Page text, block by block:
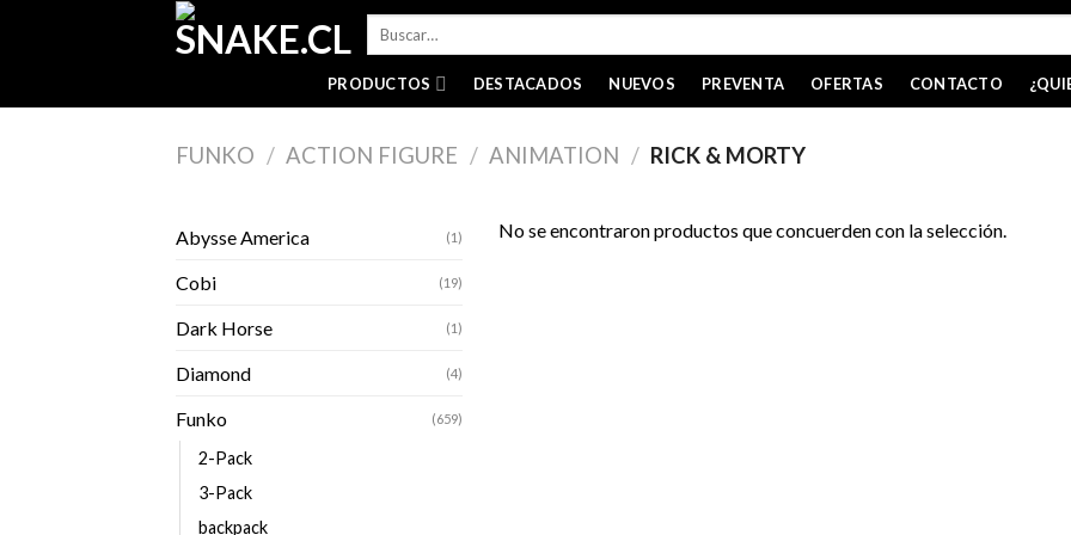
Buscar
PRODUCTOS DESTACADOS NUEVOS PREVENTA OFERTAS CONTACTO
FUNKO / ACTION FIGURE / ANIMATION / RICK & MORTY
Abysse America (1)
Cobi (19)
Dark Horse (1)
Diamond (4)
Funko (659)
2-Pack
3-Pack
backpack
No se encontraron productos que concuerden con la selección.